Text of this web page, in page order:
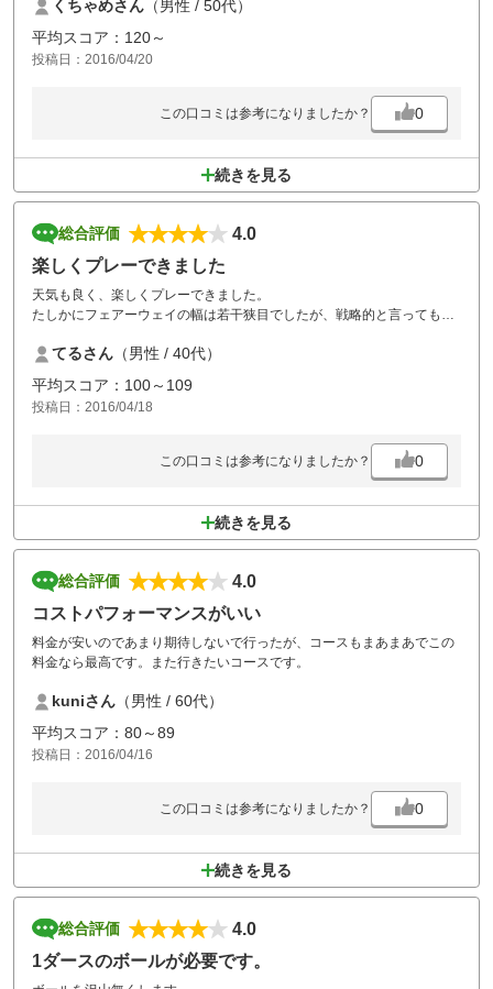
無事、時間内にプレーできました、また練習し うかがいます!
くちゃめさん （男性 / 50代）
平均スコア：120～
投稿日：2016/04/20
この口コミは参考になりましたか？ 0
続きを見る
総合評価
4.0
楽しくプレーできました
天気も良く、楽しくプレーできました。
たしかにフェアーウェイの幅は若干狭目でしたが、戦略的と言ってもい
の料金は魅力です。
あとは、リニューアル後のフェアーウェイの幅と設備の充実にも期待し
ています。
てるさん （男性 / 40代）
平均スコア：100～109
投稿日：2016/04/18
この口コミは参考になりましたか？ 0
続きを見る
総合評価
4.0
コストパフォーマンスがいい
料金が安いのであまり期待しないで行ったが、コースもまあまあでこの
料金なら最高です。また行きたいコースです。
kuniさん （男性 / 60代）
平均スコア：80～89
投稿日：2016/04/16
この口コミは参考になりましたか？ 0
続きを見る
総合評価
4.0
1ダースのボールが必要です。